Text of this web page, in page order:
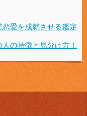
恋愛を成就させる鑑定
の特徴と見分け方！